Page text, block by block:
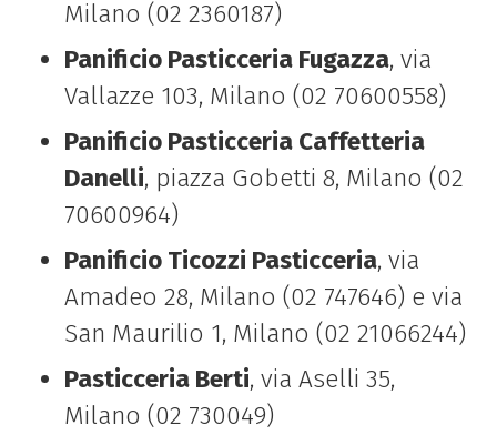
Milano (02 2360187)
Panificio Pasticceria Fugazza, via
Vallazze 103, Milano (02 70600558)
Panificio Pasticceria Caffetteria
Danelli, piazza Gobetti 8, Milano (02
70600964)
Panificio Ticozzi Pasticceria, via
Amadeo 28, Milano (02 747646) e via
San Maurilio 1, Milano (02 21066244)
Pasticceria Berti, via Aselli 35,
Milano (02 730049)